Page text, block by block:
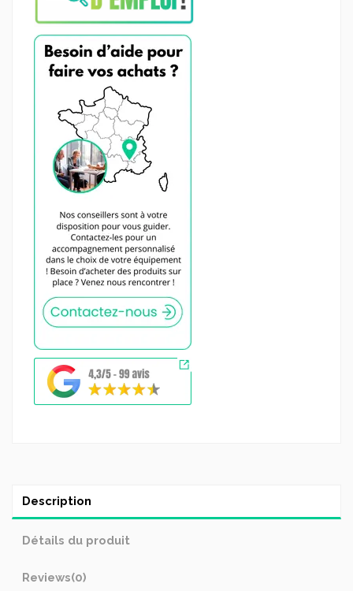
Description
Détails du produit
Reviews(0)